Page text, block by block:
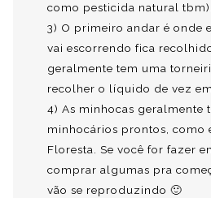
como pesticida natural tbm).
3) O primeiro andar é onde
vai escorrendo fica
geralmente tem uma
recolher o líquido de vez
4) As minhocas geralmente
minhocários prontos, como
Floresta. Se você for fazer
comprar algumas pra
vão se reproduzindo 🙂